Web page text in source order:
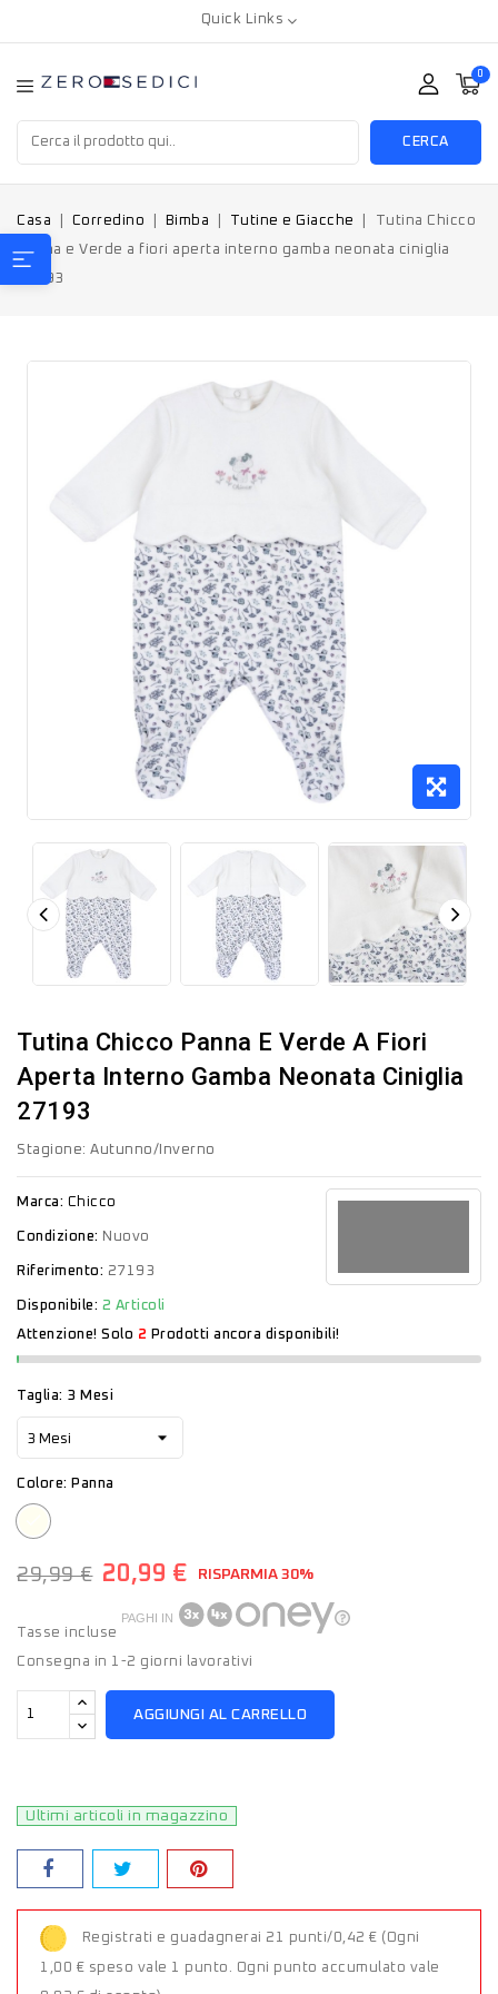
Quick Links
0
CERCA
Casa Corredino Bimba Tutine e Giacche
Tutina Chicco
Panna e Verde a fiori aperta interno gamba neonata ciniglia
27193
Tutina Chicco Panna E Verde A Fiori
Aperta Interno Gamba Neonata Ciniglia
27193
Stagione: Autunno/Inverno
Marca: Chicco
Condizione: Nuovo
Riferimento: 27193
Disponibile: 2 Articoli
Attenzione! Solo 2 Prodotti ancora disponibili!
Taglia: 3 Mesi
Colore: Panna
Panna
29,99 € 20,99 € RISPARMIA 30%
Tasse incluse
PAGHI IN
Consegna in 1-2 giorni lavorativi
AGGIUNGI AL CARRELLO
Ultimi articoli in magazzino
Registrati e guadagnerai 21 punti/0,42 € (Ogni
1,00 € speso vale 1 punto. Ogni punto accumulato vale